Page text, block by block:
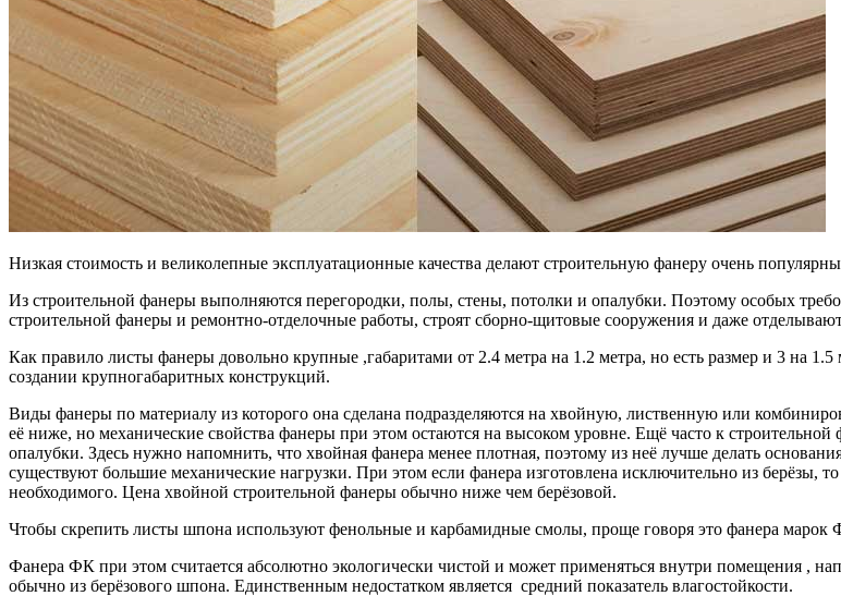
Низкая стоимость и великолепные эксплуатационные качества делают строительную фанеру очень
Из строительной фанеры выполняются перегородки, полы, стены, потолки и опалубки. Поэтому особых
строительной фанеры и ремонтно-отделочные работы, строят сборно-щитовые сооружения и даже
Как правило листы фанеры довольно крупные ,габаритами от 2.4 метра на 1.2 метра, но есть размер и 3 на
создании крупногабаритных конструкций.
Виды фанеры по материалу из которого она сделана подразделяются на хвойную, лиственную или
её ниже, но механические свойства фанеры при этом остаются на высоком уровне. Ещё часто к
опалубки. Здесь нужно напомнить, что хвойная фанера менее плотная, поэтому из неё лучше делать
существуют большие механические нагрузки. При этом если фанера изготовлена исключительно из берёзы,
необходимого. Цена хвойной строительной фанеры обычно ниже чем берёзовой.
Чтобы скрепить листы шпона используют фенольные и карбамидные смолы, проще говоря это фанера
Фанера ФК при этом считается абсолютно экологически чистой и может применяться внутри помещения ,
обычно из берёзового шпона. Единственным недостатком является средний показатель влагостойкости.